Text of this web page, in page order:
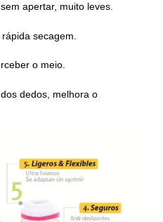
apertar, muito leves.
secagem.
o meio.
dedos, melhora o